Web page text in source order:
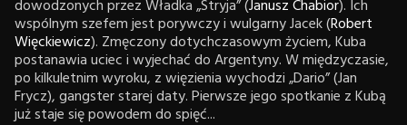
dowodzonych przez Władka „Stryja” (Janusz Chabior). Ich
wspólnym szefem jest porywczy i wulgarny Jacek (Robert
Więckiewicz). Zmęczony dotychczasowym życiem, Kuba
postanawia uciec i wyjechać do Argentyny. W międzyczasie,
po kilkuletnim wyroku, z więzienia wychodzi „Dario” (Jan
Frycz), gangster starej daty. Pierwsze jego spotkanie z Kubą
już staje się powodem do spięć...